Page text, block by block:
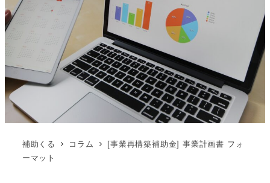
補助くる コラム
[事業再構築補助金] 事業計画書 フォ
ーマット